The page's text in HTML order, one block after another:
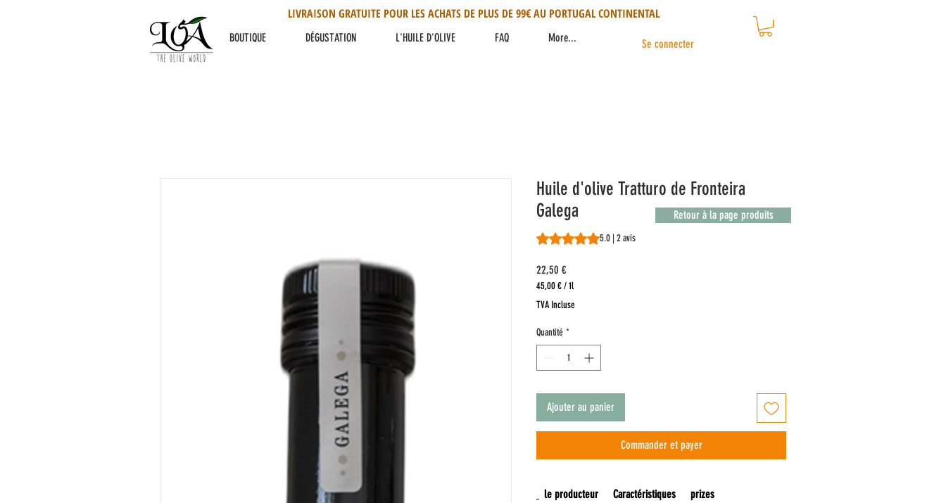
BOUTIQUE DÉGUSTATION L'HUILE D'OLIVE FAQ More...
LIVRAISON GRATUITE POUR LES ACHATS DE PLUS DE 99€ AU PORTUGAL CONTINENTAL
Se connecter
Retour à la page produits
Huile d'olive Tratturo de Fronteira
Galega
La note est de 5.0 sur cinq étoiles selon 2 avis
5.0 | 2 avis
22,50 €Prix
45,00 €/1l
45,00 €
1
Litre
TVA Incluse
Quantité *
Ajouter au panier
Commander et payer
le producteur Caractéristiques prizes